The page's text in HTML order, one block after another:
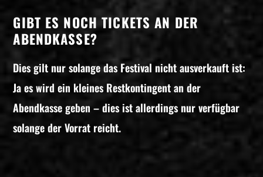
GIBT ES NOCH TICKETS AN DER
ABENDKASSE?
Dies gilt nur solange das Festival nicht ausverkauft ist:
Ja es wird ein kleines Restkontingent an der
Abendkasse geben – dies ist allerdings nur verfügbar
solange der Vorrat reicht.